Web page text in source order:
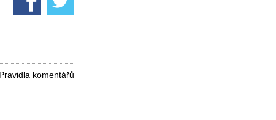
Pravidla komentářů